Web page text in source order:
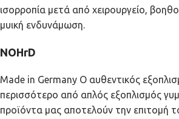
ισορροπία μετά από χειρουργείο,
μυική ενδυνάμωση.
NOHrD
Made in Germany Ο αυθεντικός
περισσότερο από απλός εξοπλισμός
προϊόντα μας αποτελούν την επιτομή